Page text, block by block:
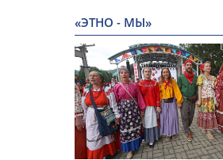
«ЭТНО - МЫ»